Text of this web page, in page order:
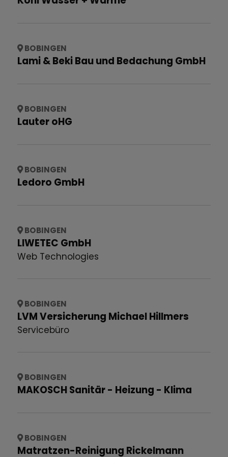
BOBINGEN
Lami & Beki Bau und Bedachung GmbH
BOBINGEN
Lauter oHG
BOBINGEN
Ledoro GmbH
BOBINGEN
LIWETEC GmbH
Web Technologies
BOBINGEN
LVM Versicherung Michael Hillmers
Servicebüro
BOBINGEN
MAKOSCH Sanitär - Heizung - Klima
BOBINGEN
Matratzen-Reinigung Rickelmann